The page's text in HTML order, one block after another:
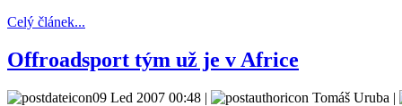
Celý článek...
Offroadsport tým už je v Africe
09 Led 2007 00:48 |
Tomáš Uruba |